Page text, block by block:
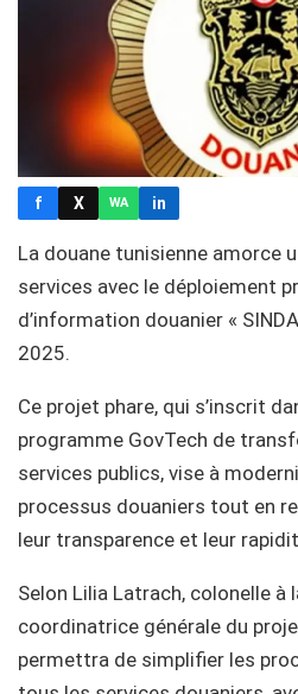
f X WA in
La douane tunisienne amorce
services avec le déploiement
d’information douanier «
2025.
Ce projet phare, qui s’inscrit
programme GovTech de
services publics, vise à
processus douaniers tout en
leur transparence et leur
Selon Lilia Latrach, colonelle à
coordinatrice générale du
permettra de simplifier les